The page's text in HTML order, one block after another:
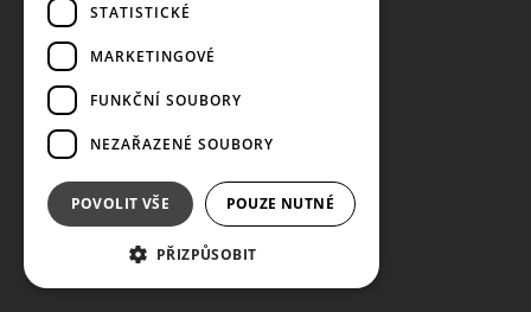
STATISTICKÉ
MARKETINGOVÉ
FUNKČNÍ SOUBORY
NEZAŘAZENÉ SOUBORY
POVOLIT VŠE POUZE NUTNÉ
PŘIZPŮSOBIT